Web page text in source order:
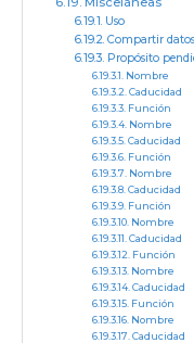
Uso
Compartir datos
Propósito
Nombre
Caducidad
Función
Nombre
Caducidad
Función
Nombre
Caducidad
Función
Nombre
Caducidad
Función
Nombre
Caducidad
Función
Nombre
Caducidad